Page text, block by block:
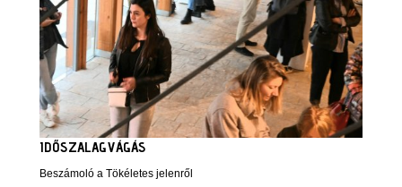
IDŐSZALAGVÁGÁS
Beszámoló a Tökéletes jelenről